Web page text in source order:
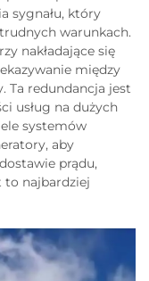
sygnału, który
warunkach.
nakładające się
między
redundancja jest
usług na dużych
systemów
aby
prądu,
to najbardziej